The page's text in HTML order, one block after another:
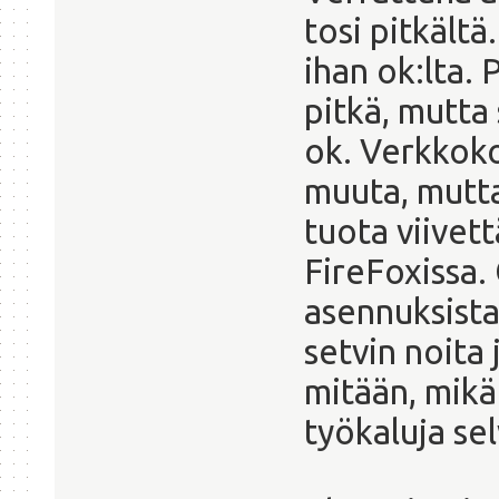
tosi
ihan ok:lta.
pitkä, mutta
ok.
muuta,
tuota
setvin noita
mitään,
työkaluja